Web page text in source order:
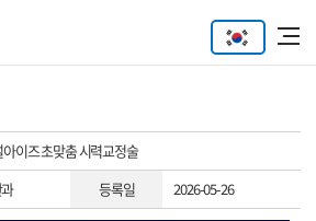
이즈 초맞춤 시력교정술
등록일 2026-05-26